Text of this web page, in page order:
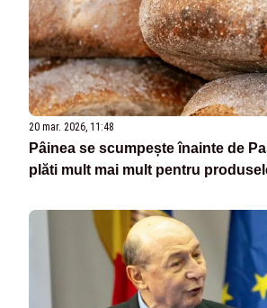
20 mar. 2026, 11:48
Pâinea se scumpește înainte de
plăti mult mai mult pentru